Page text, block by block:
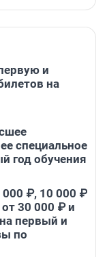
и
на
специальное
год обучения
₽, 10 000 ₽
30 000 ₽ и
первый и
по